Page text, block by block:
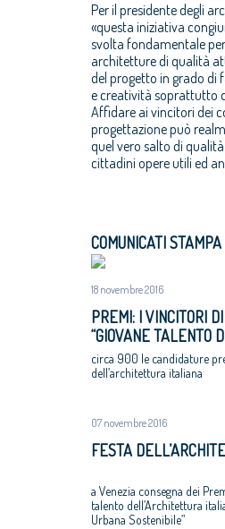
Per il presidente degli
«questa iniziativa
svolta fondamentale
architetture di qualità
del progetto in grado di
e creatività soprattutto
Affidare ai vincitori dei
progettazione può
quel vero salto di
cittadini opere utili ed
COMUNICATI STAMPA
18 novembre 2016
PREMI: I VINCITORI
“GIOVANE TALENTO
2016”; “RIUSO 05
SOSTENIBILE”
circa 900 le candidature
dell’architettura italiana
07 novembre 2016
FESTA
a Venezia consegna dei
talento dell’Architettura
Urbana Sostenibile”